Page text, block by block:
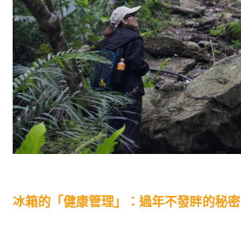
冰箱的「健康管理」：過年不發胖的秘密